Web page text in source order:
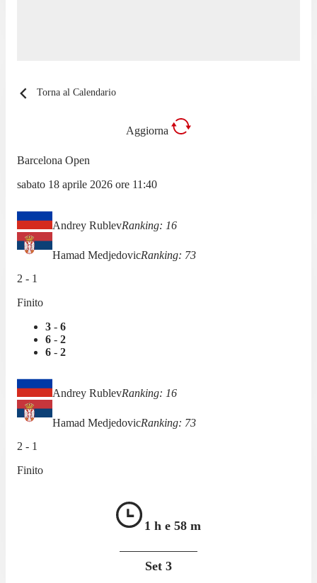
Torna al Calendario
Aggiorna
Barcelona Open
sabato 18 aprile 2026 ore 11:40
Andrey RublevRanking: 16
Hamad MedjedovicRanking: 73
2 - 1
Finito
3 - 6
6 - 2
6 - 2
Andrey RublevRanking: 16
Hamad MedjedovicRanking: 73
2 - 1
Finito
1 h e 58 m
Set 3